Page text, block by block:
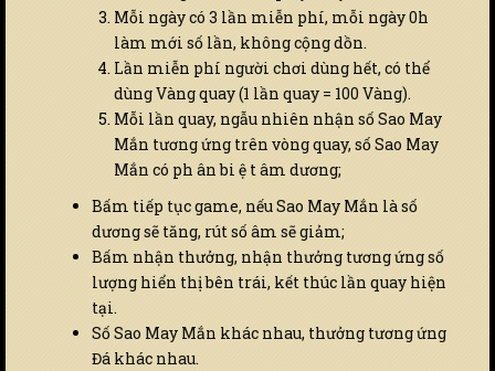
Mỗi ngày có 3 lần miễn phí, mỗi ngày 0h
làm mới số lần, không cộng dồn.
Lần miễn phí người chơi dùng hết, có thể
dùng Vàng quay (1 lần quay = 100 Vàng).
Mỗi lần quay, ngẫu nhiên nhận số Sao May
Mắn tương ứng trên vòng quay, số Sao May
Mắn có ph ân bi ệ t âm dương;
Bấm tiếp tục game, nếu Sao May Mắn là số
dương sẽ tăng, rút số âm sẽ giảm;
Bấm nhận thưởng, nhận thưởng tương ứng số
lượng hiển thị bên trái, kết thúc lần quay hiện
tại.
Số Sao May Mắn khác nhau, thưởng tương ứng
Đá khác nhau.